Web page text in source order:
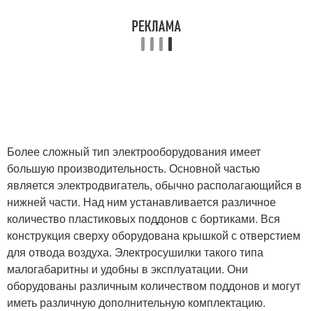
Более сложный тип электрооборудования имеет
большую производительность. Основной частью
является электродвигатель, обычно располагающийся в
нижней части. Над ним устанавливается различное
количество пластиковых поддонов с бортиками. Вся
конструкция сверху оборудована крышкой с отверстием
для отвода воздуха. Электросушилки такого типа
малогабаритны и удобны в эксплуатации. Они
оборудованы различным количеством поддонов и могут
иметь различную дополнительную комплектацию.